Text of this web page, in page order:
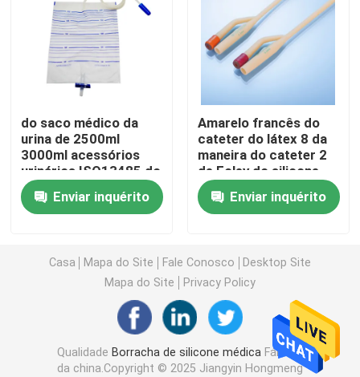
Atuador de borracha da seringa
Acessórios da seringa
Acessórios da coleção do sangue
Bujão de borracha butílico
Peças preenchidas da seringa
Borracha butílica Halogenated
Tubo médico do silicone
Tubo de drenagem
do saco médico da
urina de 2500ml
3000ml acessórios
urinários ISO13485 do
cateter
Enviar inquérito
Amarelo francês do
cateter do látex 8 da
maneira do cateter 2
de Foley do silicone
Fr08
Enviar inquérito
Casa Mapa do Site Fale Conosco
Desktop Site
Mapa do Site
Privacy Policy
Qualidade Borracha de silicone médica Fábrica
da china.Copyright © 2025 Jiangyin Hongmeng